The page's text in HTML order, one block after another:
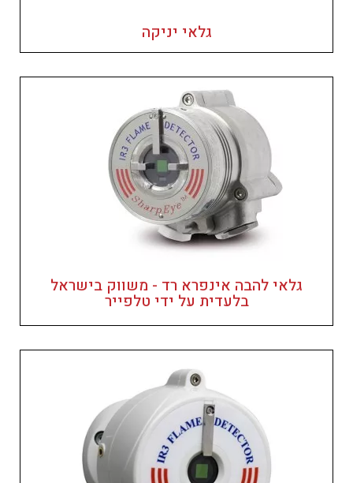
גלאי יניקה
גלאי להבה אינפרא רד - משווק בישראל
בלעדית על ידי טלפייר